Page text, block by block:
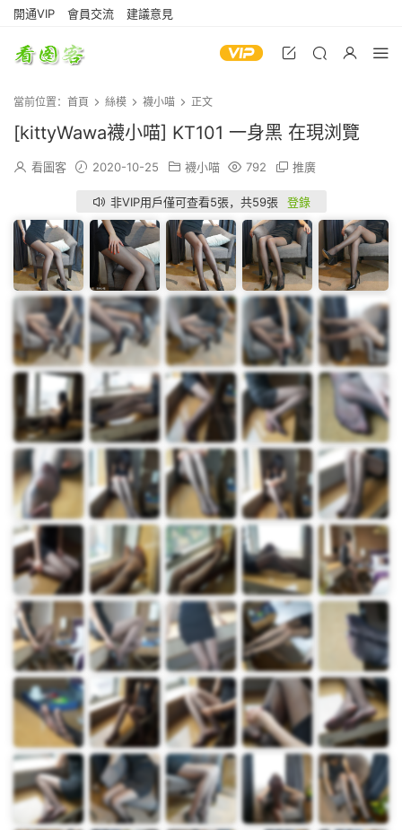
開通VIP 會員交流 建議意見
當前位置： 首頁 絲模 襪小喵 正文
[kittyWawa襪小喵] KT101 一身黑 在現浏覽
看圖客 2020-10-25 襪小喵 792 推廣
非VIP用戶僅可查看5張，共59張 登錄